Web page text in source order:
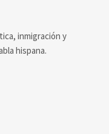
inmigración y
hispana.